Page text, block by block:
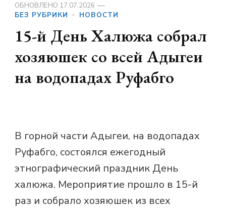
ОБНОВЛЕНО 17.07.2026
БЕЗ РУБРИКИ
НОВОСТИ
15-й День Халюжа собрал
хозяюшек со всей Адыгеи
на водопадах Руфабго
В горной части Адыгеи, на водопадах
Руфабго, состоялся ежегодный
этнографический праздник День
халюжа. Мероприятие прошло в 15-й
раз и собрало хозяюшек из всех